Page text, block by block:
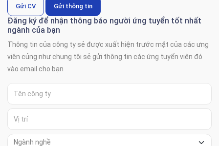
Gửi CV Gửi thông tin
Đăng ký để nhận thông báo người ứng tuyển tốt nhất
ngành của bạn
Thông tin của công ty sẻ được xuất hiện trước mặt của các ưng
viên củng như chung tôi sẻ gửi thông tin các ứng tuyển viên đó
vào email cho bạn